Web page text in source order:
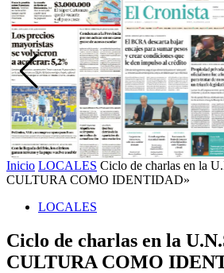
Inicio LOCALES Ciclo de charlas en la
CULTURA COMO IDENTIDAD»
LOCALES
Ciclo de charlas en la
CULTURA COMO